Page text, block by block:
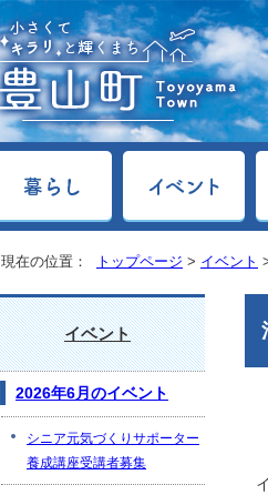
現在の位置： トップページ > イベント
イベント
2026年6月のイベント
シニア元気づくりサポーター
養成講座受講者募集